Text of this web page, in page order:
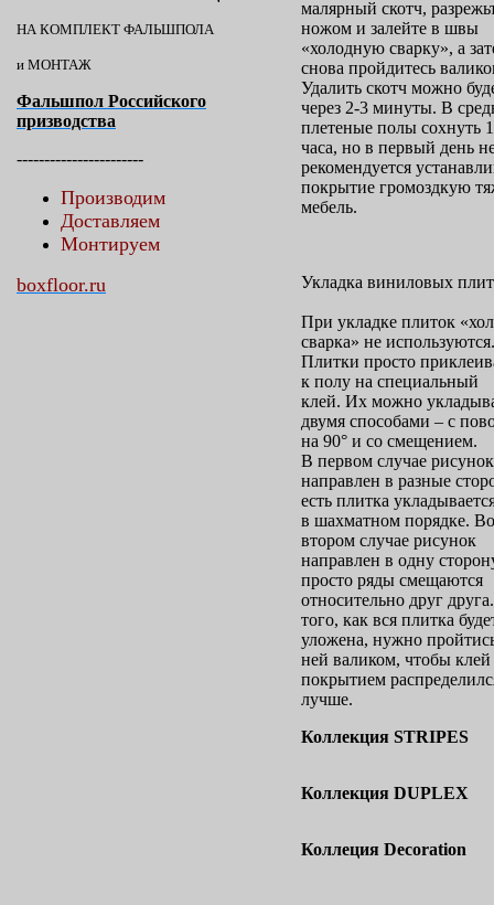
НА КОМПЛЕКТ ФАЛЬШПОЛА
и МОНТАЖ
Фальшпол Российского
призводства
-----------------------
Производим
Доставляем
Монтируем
boxfloor.ru
малярный скотч,
ножом и залейте в швы
«холодную сварку», а
снова пройдитесь
Удалить скотч можно
через 2-3 минуты. В
плетеные полы сохнуть
часа, но в первый день
рекомендуется
покрытие громоздкую
мебель.
Укладка виниловых плит
При укладке плиток
сварка» не используются.
Плитки просто
к полу на специальный
клей. Их можно
двумя способами – с
на 90° и со смещением.
В первом случае рисунок
направлен в разные
есть плитка
в шахматном порядке. Во
втором случае рисунок
направлен в одну
просто ряды смещаются
относительно друг
того, как вся плитка
уложена, нужно
ней валиком, чтобы
покрытием
лучше.
Коллекция STRIPES
Коллекция DUPLEX
Коллеция Decoration